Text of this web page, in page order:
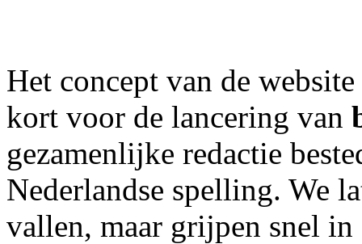
Het concept van de
kort voor de lancering van
gezamenlijke redactie
Nederlandse spelling. We
vallen, maar grijpen snel in